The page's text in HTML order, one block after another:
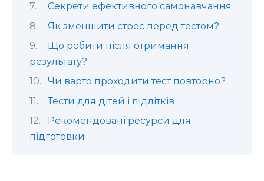
Секрети ефективного самонавчання
Як зменшити стрес перед тестом?
Що робити після отримання
результату?
Чи варто проходити тест повторно?
Тести для дітей і підлітків
Рекомендовані ресурси для
підготовки